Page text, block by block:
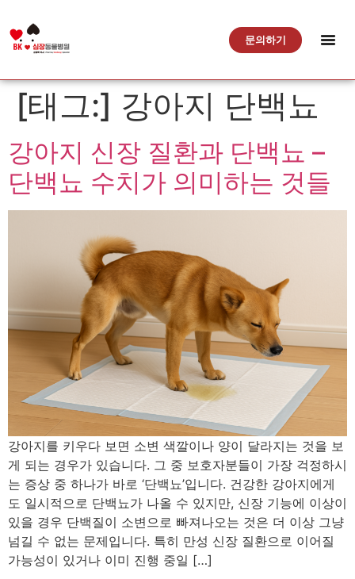
문의하기
[태그:] 강아지 단백뇨
강아지 신장 질환과 단백뇨 –
단백뇨 수치가 의미하는 것들
강아지를 키우다 보면 소변 색깔이나 양이 달라지는 것을 보
게 되는 경우가 있습니다. 그 중 보호자분들이 가장 걱정하시
는 증상 중 하나가 바로 ‘단백뇨’입니다. 건강한 강아지에게
도 일시적으로 단백뇨가 나올 수 있지만, 신장 기능에 이상이
있을 경우 단백질이 소변으로 빠져나오는 것은 더 이상 그냥
넘길 수 없는 문제입니다. 특히 만성 신장 질환으로 이어질
가능성이 있거나 이미 진행 중일 […]